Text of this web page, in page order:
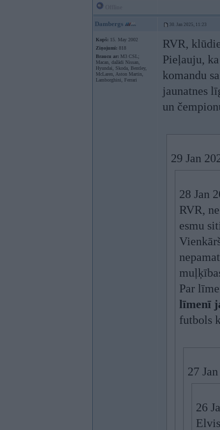
Dambergs 30. Jan 2025, 11:23
Kopš: 15. May 2002
Ziņojumi: 818
Braucu ar: M3 CSL;
Macan, dažādi Nissan,
Hyundai, Skoda, Bentley,
McLaren, Aston Martin,
Lamborghini, Ferrari
RVR,
Pieļauju,
komandu
jaunatnes
un
29 Jan
28 Jan
RVR,
esmu
Par
līmenī
futbols
27
26